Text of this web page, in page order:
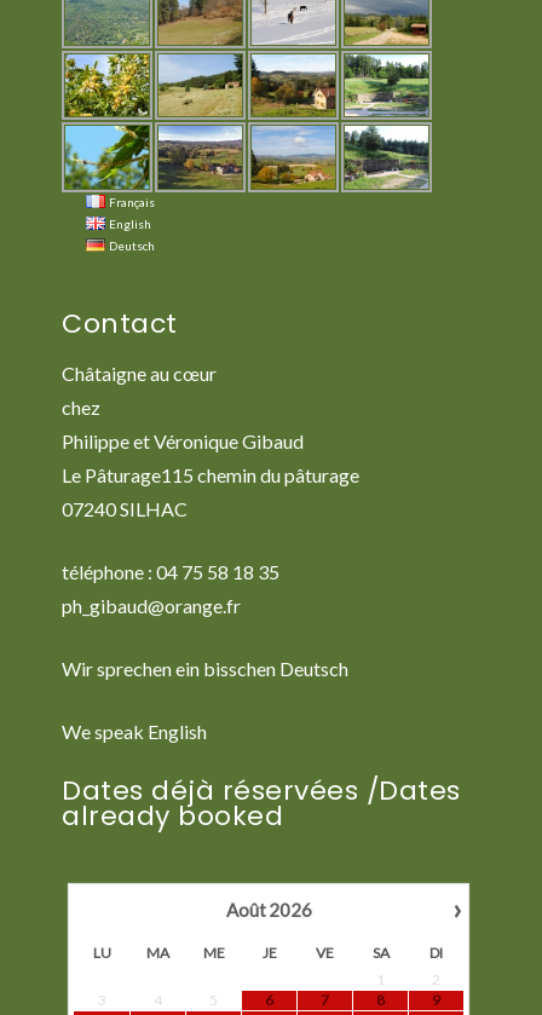
Français
English
Deutsch
Contact
Châtaigne au cœur
chez
Philippe et Véronique Gibaud
Le Pâturage115 chemin du pâturage
07240 SILHAC
téléphone : 04 75 58 18 35
ph_gibaud@orange.fr
Wir sprechen ein bisschen Deutsch
We speak English
Dates déjà réservées /Dates
already booked
›
Août2026
LU MA ME JE VE SA
DI
1
2
3
4 5 6 7 8
9